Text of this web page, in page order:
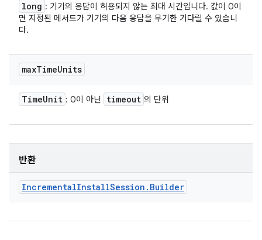
long : 기기의 응답이 허용되지 않는 최대 시간입니다. 값이 0이
면 지정된 메서드가 기기의 다음 응답을 무기한 기다릴 수 있습니
다.
maxTimeUnits
TimeUnit : 0이 아닌 timeout 의 단위
반환
IncrementalInstallSession . Builder